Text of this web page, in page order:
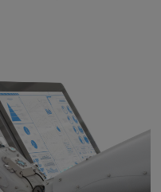
"Externe